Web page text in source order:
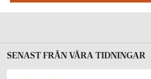
SENAST FRÅN VÅRA TIDNINGAR